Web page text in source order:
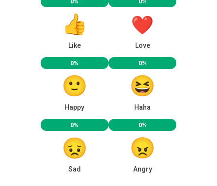
Like Love
0%
Happy
0%
Haha
0%
Sad
0%
Angry